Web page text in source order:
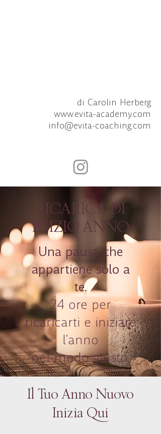
di Carolin Herberg
www.evita-academy.com
info@evita-coaching.com
RICARICA DI
INIZIO ANNO
Una pausa che
appartiene solo a
te.
24 ore per
ricaricarti e iniziare
l’anno
nel modo giusto.
Il Tuo Anno Nuovo
Inizia Qui